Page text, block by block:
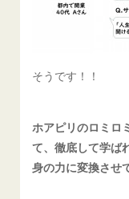
そうです！！
ホアピリのロミロ
て、徹底して学ば
身の力に変換させ